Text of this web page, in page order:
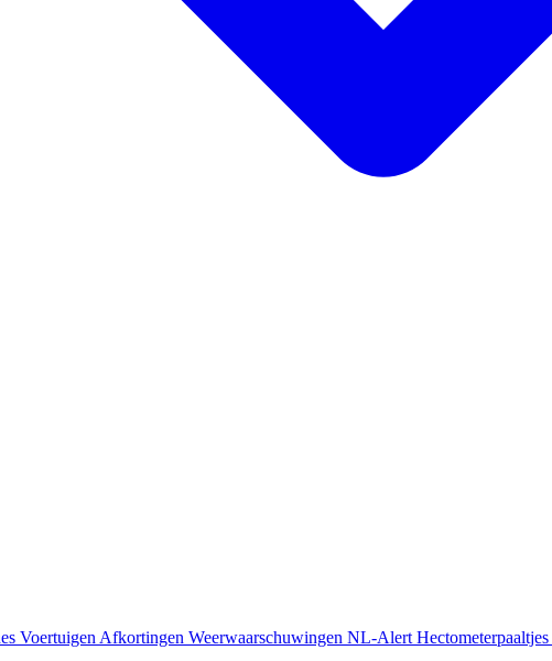
Voertuigen Afkortingen Weerwaarschuwingen NL-Alert Hectometerpaaltjes